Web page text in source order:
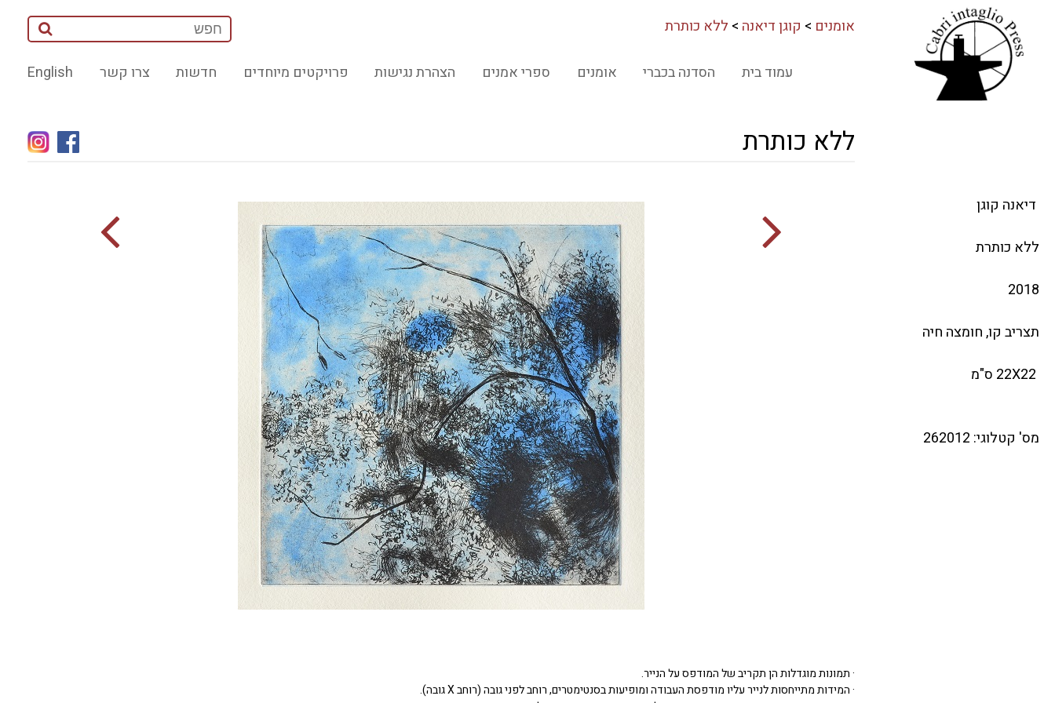
אומנים > קוגן דיאנה > ללא כותרת
English צרו קשר חדשות פרויקטים מיוחדים הצהרת נגישות ספרי אמנים אומנים הסדנה בכברי עמוד בית
ללא כותרת
· תמונות מוגדלות הן תקריב של המודפס על הנייר.
· המידות מתייחסות לנייר עליו מודפסת העבודה ומופיעות בסנטימטרים, רוחב לפני גובה (רוחב X גובה).
דיאנה קוגן
ללא כותרת
2018
תצריב קו, חומצה חיה
מס' קטלוגי: 262012